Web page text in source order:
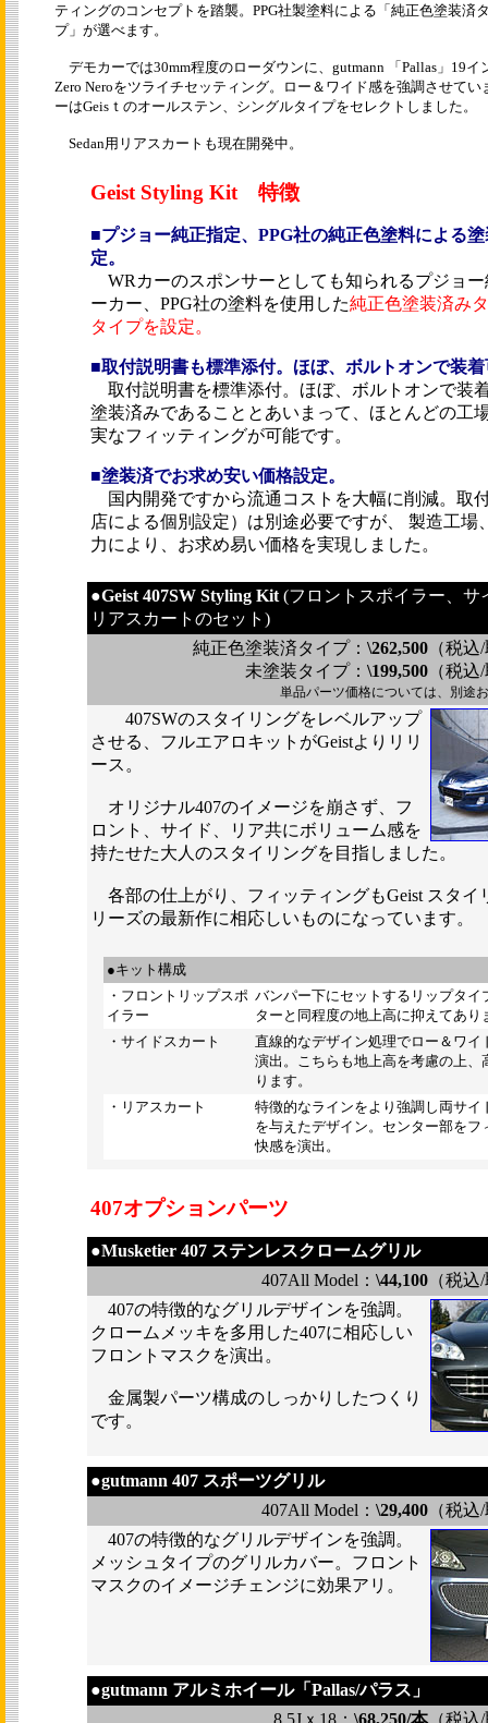
ティングのコンセプトを踏襲。PPG社製塗料による「純正色塗装済
プ」が選べます。
デモカーでは30mm程度のローダウンに、gutmann 「Pallas」19イ
Zero Neroをツライチセッティング。ロー＆ワイド感を強調させて
ーはGeisｔのオールステン、シングルタイプをセレクトしました。
Sedan用リアスカートも現在開発中。
Geist Styling Kit 特徴
■プジョー純正指定、PPG社の純正色塗料による
定。
WRカーのスポンサーとしても知られるプジョ
ーカー、PPG社の塗料を使用した純正色塗装済み
タイプを設定。
■取付説明書も標準添付。ほぼ、ボルトオンで装
取付説明書を標準添付。ほぼ、ボルトオンで装
塗装済みであることとあいまって、ほとんどの工
実なフィッティングが可能です。
■塗装済でお求め安い価格設定。
国内開発ですから流通コストを大幅に削減。取
店による個別設定）は別途必要ですが、 製造工場
力により、お求め易い価格を実現しました。
●Geist 407SW Styling Kit (フロントスポイラー、サ
リアスカートのセット)
純正色塗装済タイプ： \262,500 （税
未塗装タイプ： \199,500 （税
単品パーツ価格については、別途
407SWのスタイリングをレベルアップ
させる、フルエアロキットがGeistよりリリ
ース。
オリジナル407のイメージを崩さず、フ
ロント、サイド、リア共にボリューム感を
持たせた大人のスタイリングを目指しました。
各部の仕上がり、フィッティングもGeist スタイ
リーズの最新作に相応しいものになっています。
●キット構成
・フロントリップスポ
イラー
バンパー下にセットするリップタイ
ターと同程度の地上高に抑えてあり
・サイドスカート
直線的なデザイン処理でロー＆ワイ
演出。こちらも地上高を考慮の上、
ります。
・リアスカート
特徴的なラインをより強調し両サイ
を与えたデザイン。センター部をフ
快感を演出。
407オプションパーツ
●Musketier 407 ステンレスクロームグリル
407All Model： \44,100 （税
407の特徴的なグリルデザインを強調。
クロームメッキを多用した407に相応しい
フロントマスクを演出。
金属製パーツ構成のしっかりしたつくり
です。
●gutmann 407 スポーツグリル
407All Model： \29,400 （税
407の特徴的なグリルデザインを強調。
メッシュタイプのグリルカバー。フロント
マスクのイメージチェンジに効果アリ。
●gutmann アルミホイール「Pallas/パラス」
8.5Jｘ18： \68,250/本 （税